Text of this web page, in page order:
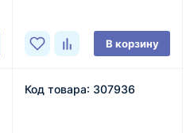
В корзину
Код товара: 307936